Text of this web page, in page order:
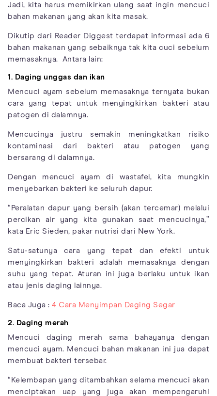
Jadi, kita harus memikirkan ulang saat ingin mencuci
bahan makanan yang akan kita masak.
Dikutip dari Reader Diggest terdapat informasi ada 6
bahan makanan yang sebaiknya tak kita cuci sebelum
memasaknya. Antara lain:
1. Daging unggas dan ikan
Mencuci ayam sebelum memasaknya ternyata bukan
cara yang tepat untuk menyingkirkan bakteri atau
patogen di dalamnya.
Mencucinya justru semakin meningkatkan risiko
kontaminasi dari bakteri atau patogen yang
bersarang di dalamnya.
Dengan mencuci ayam di wastafel, kita mungkin
menyebarkan bakteri ke seluruh dapur.
“Peralatan dapur yang bersih (akan tercemar) melalui
percikan air yang kita gunakan saat mencucinya,”
kata Eric Sieden, pakar nutrisi dari New York.
Satu-satunya cara yang tepat dan efekti untuk
menyingkirkan bakteri adalah memasaknya dengan
suhu yang tepat. Aturan ini juga berlaku untuk ikan
atau jenis daging lainnya.
Baca Juga : 4 Cara Menyimpan Daging Segar
2. Daging merah
Mencuci daging merah sama bahayanya dengan
mencuci ayam. Mencuci bahan makanan ini jua dapat
membuat bakteri tersebar.
“Kelembapan yang ditambahkan selama mencuci akan
menciptakan uap yang juga akan mempengaruhi